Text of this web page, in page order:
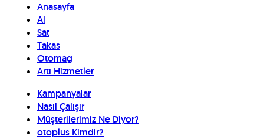
Anasayfa
Al
Sat
Takas
Otomag
Artı Hizmetler
Kampanyalar
Nasıl Çalışır
Müşterilerimiz Ne Diyor?
otoplus Kimdir?